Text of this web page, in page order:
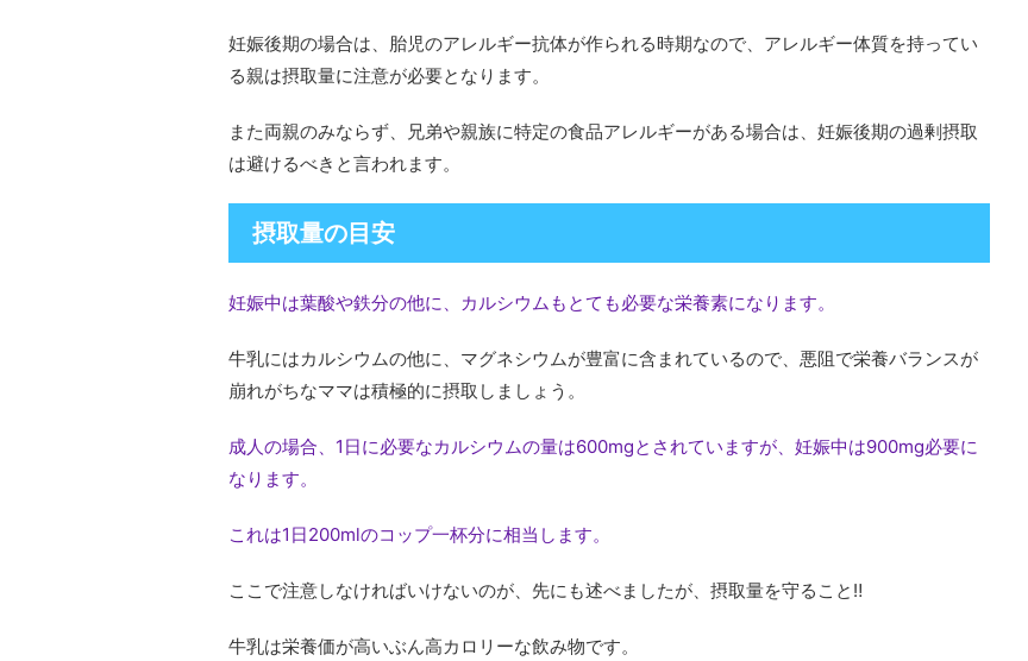
妊娠後期の場合は、胎児のアレルギー抗体が作られる時期なので、アレルギー体質を持ってい
る親は摂取量に注意が必要となります。
また両親のみならず、兄弟や親族に特定の食品アレルギーがある場合は、妊娠後期の過剰摂取
は避けるべきと言われます。
摂取量の目安
妊娠中は葉酸や鉄分の他に、カルシウムもとても必要な栄養素になります。
牛乳にはカルシウムの他に、マグネシウムが豊富に含まれているので、悪阻で栄養バランスが
崩れがちなママは積極的に摂取しましょう。
成人の場合、1日に必要なカルシウムの量は600mgとされていますが、妊娠中は900mg必要に
なります。
これは1日200mlのコップ一杯分に相当します。
ここで注意しなければいけないのが、先にも述べましたが、摂取量を守ること‼︎
牛乳は栄養価が高いぶん高カロリーな飲み物です。